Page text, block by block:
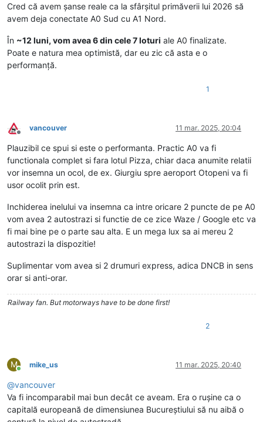
Cred că avem șanse reale ca la sfârșitul primăverii lui 2026 să
avem deja conectate A0 Sud cu A1 Nord.
În ~12 luni, vom avea 6 din cele 7 loturi ale A0 finalizate.
Poate e natura mea optimistă, dar eu zic că asta e o
performanță.
1
Deconectat
vancouver 11 mar. 2025, 20:04
Plauzibil ce spui si este o performanta. Practic A0 va fi
functionala complet si fara lotul Pizza, chiar daca anumite relatii
vor insemna un ocol, de ex. Giurgiu spre aeroport Otopeni va fi
usor ocolit prin est.
Inchiderea inelului va insemna ca intre oricare 2 puncte de pe A0
vom avea 2 autostrazi si functie de ce zice Waze / Google etc va
fi mai bine pe o parte sau alta. E un mega lux sa ai mereu 2
autostrazi la dispozitie!
Suplimentar vom avea si 2 drumuri express, adica DNCB in sens
orar si anti-orar.
Railway fan. But motorways have to be done first!
2
M
Conectat
mike_us 11 mar. 2025, 20:40
@vancouver
Va fi incomparabil mai bun decât ce aveam. Era o rușine ca o
capitală europeană de dimensiunea Bucureștiului să nu aibă o